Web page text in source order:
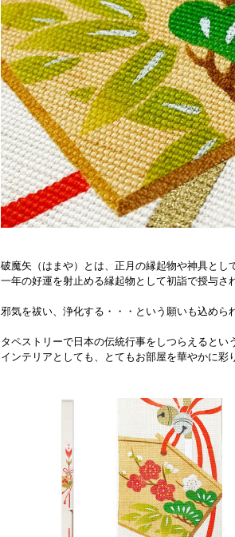
破魔矢（はまや）とは、正月の縁起物や神具とし
一年の好運を射止める縁起物として初詣で授与さ
邪気を祓い、浄化する・・・という願いも込めら
タペストリーで日本の伝統行事をしつらえるとい
インテリアとしても、とてもお部屋を華やかに彩